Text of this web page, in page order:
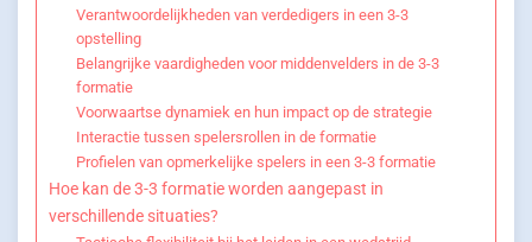
Verantwoordelijkheden van verdedigers in een 3-3
opstelling
Belangrijke vaardigheden voor middenvelders in de 3-3
formatie
Voorwaartse dynamiek en hun impact op de strategie
Interactie tussen spelersrollen in de formatie
Profielen van opmerkelijke spelers in een 3-3 formatie
Hoe kan de 3-3 formatie worden aangepast in
verschillende situaties?